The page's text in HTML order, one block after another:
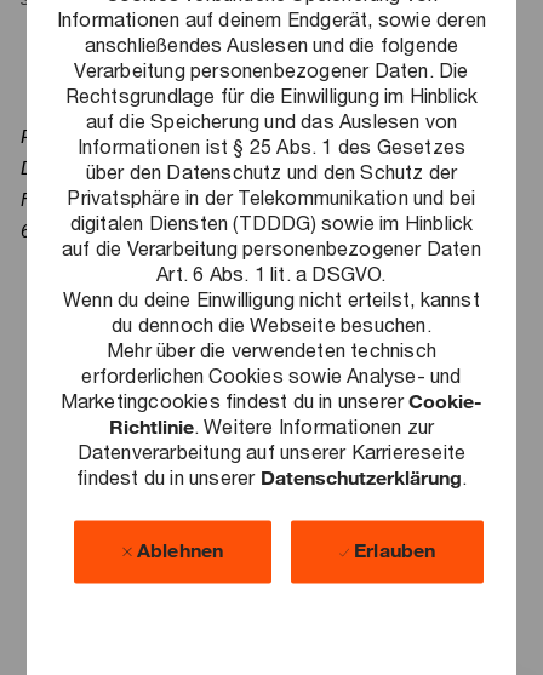
Informationen auf deinem Endgerät, sowie deren
anschließendes Auslesen und die folgende
Verarbeitung personenbezogener Daten. Die
Rechtsgrundlage für die Einwilligung im Hinblick
auf die Speicherung und das Auslesen von
Informationen ist § 25 Abs. 1 des Gesetzes
über den Datenschutz und den Schutz der
Privatsphäre in der Telekommunikation und bei
digitalen Diensten (TDDDG) sowie im Hinblick
auf die Verarbeitung personenbezogener Daten
Art. 6 Abs. 1 lit. a DSGVO.
Wenn du deine Einwilligung nicht erteilst, kannst
du dennoch die Webseite besuchen.
Mehr über die verwendeten technisch
erforderlichen Cookies sowie Analyse- und
Marketingcookies findest du in unsererCookie-
Richtlinie. Weitere Informationen zur
Datenverarbeitung auf unserer Karriereseite
findest du in unserer Datenschutzerklärung.
Ablehnen Erlauben
Per E-Mail an: de_datenschutz@pwc.de.
Per Post:
PricewaterhouseCoopers GmbH WPG
Dr. Tobias Gräber, Datenschutzbeauftragter
Friedrich-Ebert-Anlage 35-37
60327 Frankfurt am Main